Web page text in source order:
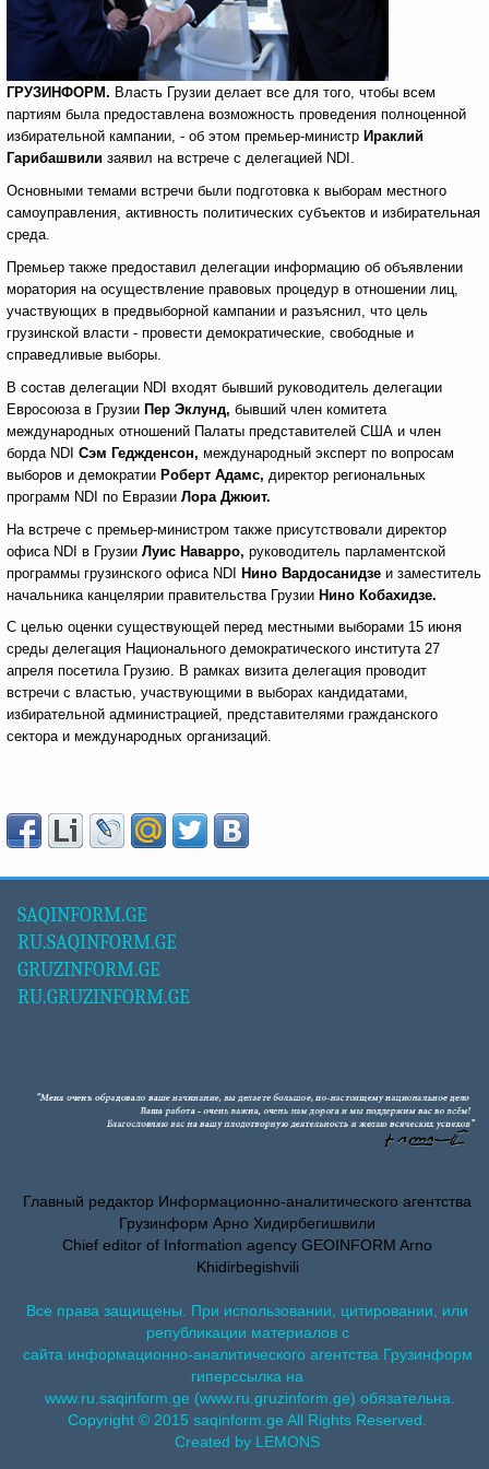
ГРУЗИНФОРМ. Власть Грузии делает все для того, чтобы всем
партиям была предоставлена возможность проведения полноценной
избирательной кампании, - об этом премьер-министр Ираклий
Гарибашвили заявил на встрече с делегацией NDI.
Основными темами встречи были подготовка к выборам местного
самоуправления, активность политических субъектов и избирательная
среда.
Премьер также предоставил делегации информацию об объявлении
моратория на осуществление правовых процедур в отношении лиц,
участвующих в предвыборной кампании и разъяснил, что цель
грузинской власти - провести демократические, свободные и
справедливые выборы.
В состав делегации NDI входят бывший руководитель делегации
Евросоюза в Грузии Пер Эклунд, бывший член комитета
международных отношений Палаты представителей США и член
борда NDI Сэм Геджденсон, международный эксперт по вопросам
выборов и демократии Роберт Адамс, директор региональных
программ NDI по Евразии Лора Джюит.
На встрече с премьер-министром также присутствовали директор
офиса NDI в Грузии Луис Наварро, руководитель парламентской
программы грузинского офиса NDI
Нино Вардосанидзе и заместитель
начальника канцелярии правительства Грузии Нино Кобахидзе.
С целью оценки существующей перед местными выборами 15 июня
среды делегация Национального демократического института 27
апреля посетила Грузию. В рамках визита делегация проводит
встречи с властью, участвующими в выборах кандидатами,
избирательной администрацией, представителями гражданского
сектора и международных организаций.
SAQINFORM.GE
RU.SAQINFORM.GE
GRUZINFORM.GE
RU.GRUZINFORM.GE
Главный редактор Информационно-аналитического агентства
Грузинформ Арно Хидирбегишвили
Chief editor of Information agency GEOINFORM Arno
Khidirbegishvili
Все права защищены. При использовании, цитировании, или
републикации материалов с
сайта информационно-аналитического агентства Грузинформ
гиперссылка на
www.ru.saqinform.ge (www.ru.gruzinform.ge) обязательна.
Copyright © 2015 saqinform.ge All Rights Reserved.
Created by LEMONS